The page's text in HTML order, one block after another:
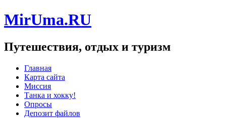
MirUma.RU
Путешествия, отдых и туризм
Главная
Карта сайта
Миссия
Танка и хокку!
Опросы
Депозит файлов